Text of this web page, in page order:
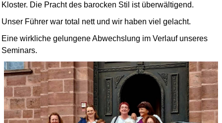
Kloster. Die Pracht des barocken Stil ist überwältigend.
Unser Führer war total nett und wir haben viel gelacht.
Eine wirkliche gelungene Abwechslung im Verlauf unseres
Seminars.